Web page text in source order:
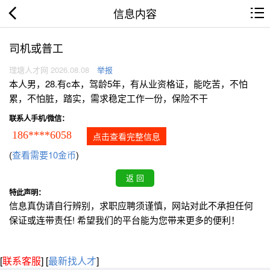
信息内容
司机或普工
理塘人才网 2026.08.08 举报
本人男，28.有c本，驾龄5年，有从业资格证，能吃苦，不怕
累，不怕脏，踏实，需求稳定工作一份，保险不干
联系人手机/微信：
186****6058 点击查看完整信息
(查看需要10金币)
特此声明：
信息真伪请自行辨别，求职应聘须谨慎，网站对此不承担任何
保证或连带责任! 希望我们的平台能为您带来更多的便利！
[联系客服] [最新找人才]